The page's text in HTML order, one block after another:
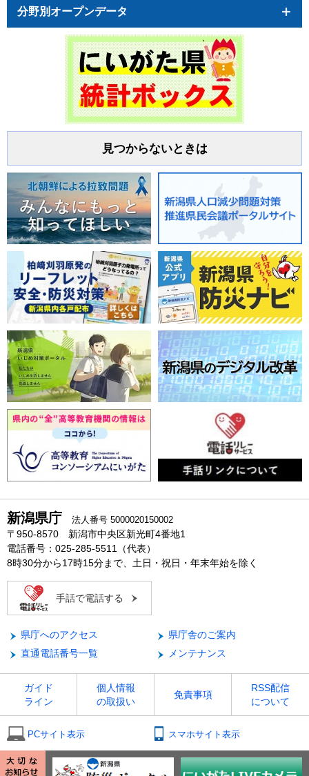
分野別オープンデータ
見つからないときは
新潟県庁 法人番号 5000020150002
〒950-8570 新潟市中央区新光町4番地1
電話番号：025-285-5511（代表）
8時30分から17時15分まで、土日・祝日・年末年始を除く
手話で電話する
県庁へのアクセス
県庁舎のご案内
直通電話番号一覧
メンテナンス
ガイド
ライン
個人情報
の取扱い
免責事項
RSS配信
について
PCサイト表示 スマホサイト表示